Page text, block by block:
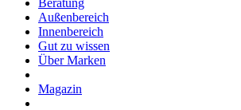
Beratung
Außenbereich
Innenbereich
Gut zu wissen
Über Marken
Magazin